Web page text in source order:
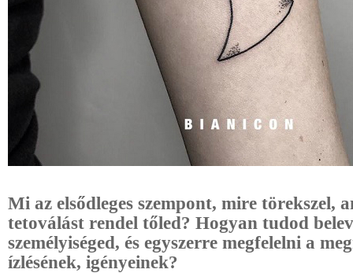
Mi az elsődleges szempont, mire törekszel,
tetoválást rendel tőled? Hogyan tudod
személyiséged, és egyszerre megfelelni a
ízlésének, igényeinek?